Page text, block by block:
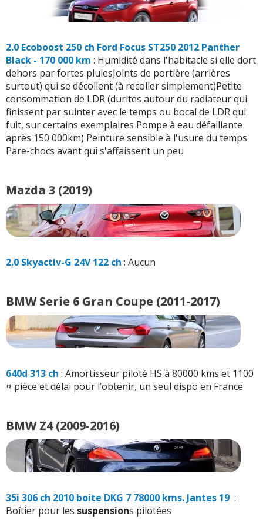
2.0 Ecoboost 250 ch Ford Focus ST250 2012 Panther
Black - 170 000 km : Humidité dans l'habitacle si elle dort
dehors par fortes pluiesJoints de portière (arrières
surtout) qui se décollent (à recoller simplement)Petite
consommation de LDR (durites autour du radiateur qui
finissent par suinter avec le temps ou bocal de LDR qui
fuit, sur certains exemplaires Pompe à eau défaillante
après 150 000km) Peinture sensible à l'usure du temps
Pare-chocs avant qui s'affaissent un peu
Mazda 3 (2019)
2.0 Skyactiv-G 24V 122 ch : Aucun
BMW Serie 6 Gran Coupe (2011-2017)
640d 313 ch : Amortisseur piloté HS à 80000 kms et 1100
¤ pièce et délai pour l’obtenir, un seul dispo en France
BMW Z4 (2009-2016)
35i 306 ch 2010 boite DKG 7 78000 kms. Jantes 19 :
Boîtier pour les suspensions pilotées